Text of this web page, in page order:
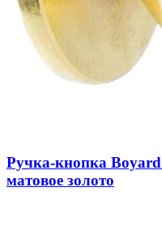
Ручка-кнопка
матовое золото